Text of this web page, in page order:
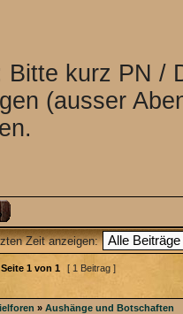
Bitte kurz PN /
(ausser
Zeit anzeigen:
Seite 1 von 1 [ 1 Beitrag ]
» Aushänge und Botschaften